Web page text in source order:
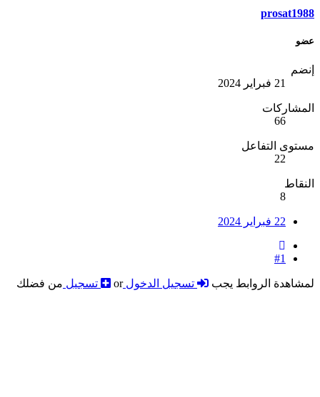
prosat1988
عضو
إنضم
21 فبراير 2024
المشاركات
66
مستوى التفاعل
22
النقاط
8
22 فبراير 2024
#1
لمشاهدة الروابط يجب تسجيل الدخولor تسجيل من فضلك